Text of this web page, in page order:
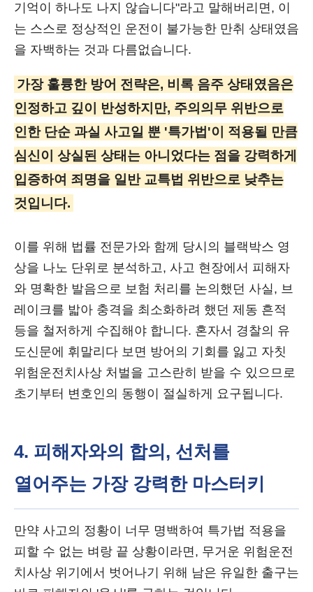
기억이 하나도 나지 않습니다"라고 말해버리면, 이
는 스스로 정상적인 운전이 불가능한 만취 상태였음
을 자백하는 것과 다름없습니다.
가장 훌륭한 방어 전략은, 비록 음주 상태였음은
인정하고 깊이 반성하지만, 주의의무 위반으로
인한 단순 과실 사고일 뿐 '특가법'이 적용될 만큼
심신이 상실된 상태는 아니었다는 점을 강력하게
입증하여 죄명을 일반 교특법 위반으로 낮추는
것입니다.
이를 위해 법률 전문가와 함께 당시의 블랙박스 영
상을 나노 단위로 분석하고, 사고 현장에서 피해자
와 명확한 발음으로 보험 처리를 논의했던 사실, 브
레이크를 밟아 충격을 최소화하려 했던 제동 흔적
등을 철저하게 수집해야 합니다. 혼자서 경찰의 유
도신문에 휘말리다 보면 방어의 기회를 잃고 자칫
위험운전치사상 처벌을 고스란히 받을 수 있으므로
초기부터 변호인의 동행이 절실하게 요구됩니다.
4. 피해자와의 합의, 선처를
열어주는 가장 강력한 마스터키
만약 사고의 정황이 너무 명백하여 특가법 적용을
피할 수 없는 벼랑 끝 상황이라면, 무거운 위험운전
치사상 위기에서 벗어나기 위해 남은 유일한 출구는